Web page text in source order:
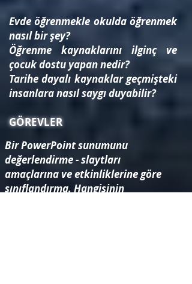
Evde öğrenmekle okulda öğrenmek
nasıl bir şey?
Öğrenme kaynaklarını ilginç ve
çocuk dostu yapan nedir?
Tarihe dayalı kaynaklar geçmişteki
insanlara nasıl saygı duyabilir?
GÖREVLER
Bir PowerPoint sunumunu
değerlendirme - slaytları
amaçlarına ve etkinliklerine göre
sınıflandırma. Hangisinin